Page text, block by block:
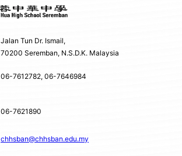
Jalan Tun Dr. Ismail,
70200 Seremban, N.S.D.K. Malaysia
06-7612782, 06-7646984
06-7621890
chhsban@chhsban.edu.my